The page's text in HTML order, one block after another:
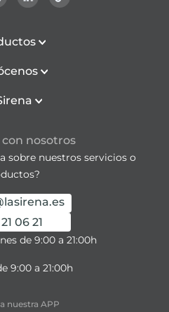
nosotros
sobre nuestros servicios o
06 21
de 9:00 a 21:00h
9:00 a 21:00h
nuestra APP